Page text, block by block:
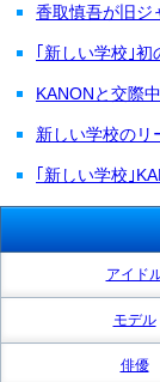
香取慎吾が旧ジ
｢新しい学校｣
KANONと交際
新しい学校のリ
｢新しい学校｣
アイド
モデル
俳優